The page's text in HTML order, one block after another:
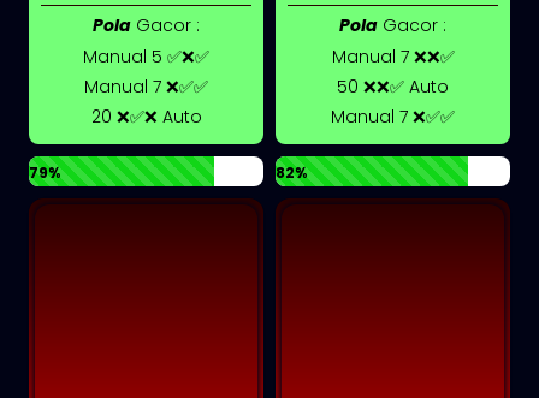
Pola Gacor :
Manual 5 ✅❌✅
Manual 7 ❌✅✅
20 ❌✅❌ Auto
79%
Pola Gacor :
Manual 7 ❌❌✅
50 ❌❌✅ Auto
Manual 7 ❌✅✅
82%